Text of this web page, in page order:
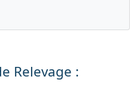
Relevage :